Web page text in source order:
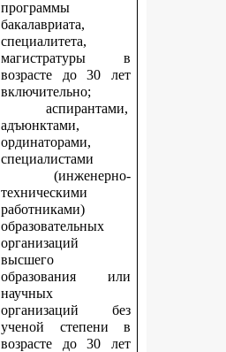
программы
бакалавриата,
специалитета,
магистратуры в
возрасте до 30 лет
включительно;
аспирантами,
адъюнктами,
ординаторами,
специалистами
(инженерно-
техническими
работниками)
образовательных
организаций
высшего
образования или
научных
организаций без
ученой степени в
возрасте до 30 лет